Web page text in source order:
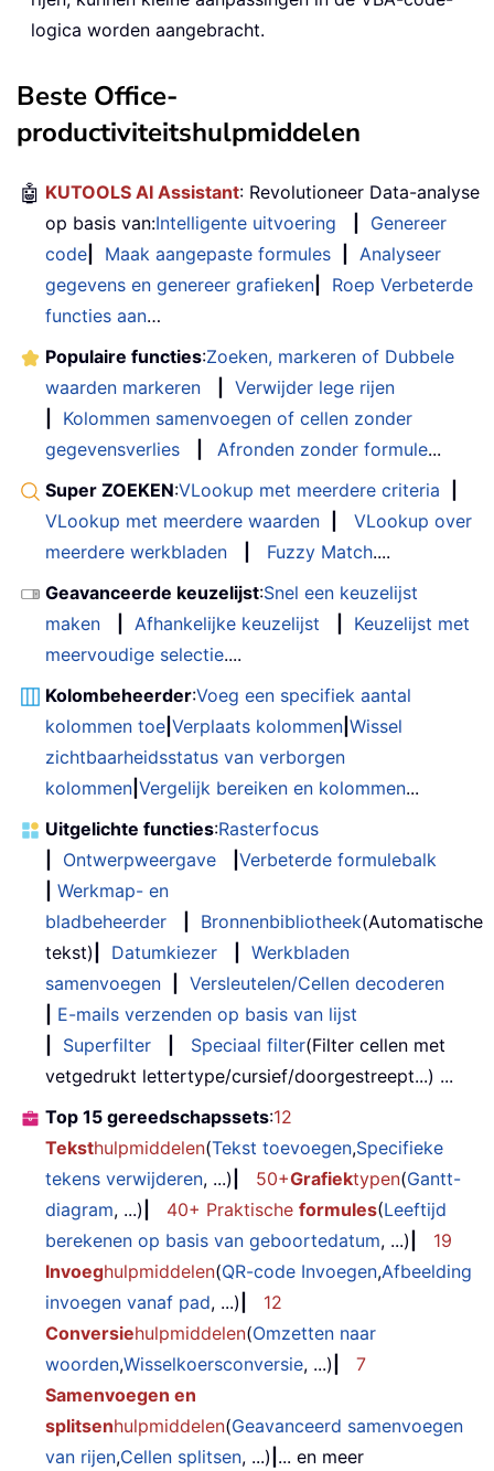
logica worden aangebracht.
Beste Office-
productiviteitshulpmiddelen
🤖 KUTOOLS AI Assistant: Revolutioneer Data-analyse
op basis van:Intelligente uitvoering
Genereer
code
Maak aangepaste formules
Analyseer
gegevens en genereer grafieken
Roep Verbeterde
functies aan…
Populaire functies:Zoeken, markeren of Dubbele
waarden markeren
Verwijder lege rijen
Kolommen samenvoegen of cellen zonder
gegevensverlies
Afronden zonder formule...
Super ZOEKEN:VLookup met meerdere criteria
VLookup met meerdere waarden
VLookup over
meerdere werkbladen
Fuzzy Match....
Geavanceerde keuzelijst:Snel een keuzelijst
maken
Afhankelijke keuzelijst
Keuzelijst met
meervoudige selectie....
Kolombeheerder:Voeg een specifiek aantal
kolommen toe Verplaats kolommen Wissel
zichtbaarheidsstatus van verborgen
kolommen Vergelijk bereiken en kolommen...
Uitgelichte functies:Rasterfocus
Ontwerpweergave
Verbeterde formulebalk
Werkmap- en
bladbeheerder
Bronnenbibliotheek(Automatische
tekst)
Datumkiezer
Werkbladen
samenvoegen
Versleutelen/Cellen decoderen
E-mails verzenden op basis van lijst
Superfilter Speciaal filter(Filter cellen met
vetgedrukt lettertype/cursief/doorgestreept...) ...
Top 15 gereedschapssets:12
Teksthulpmiddelen(Tekst toevoegen,Specifieke
tekens verwijderen, ...) 50+Grafiektypen(Gantt-
diagram, ...) 40+ Praktische formules(Leeftijd
berekenen op basis van geboortedatum, ...)
19
Invoeghulpmiddelen(QR-code Invoegen,Afbeelding
invoegen vanaf pad, ...)
12
Conversiehulpmiddelen(Omzetten naar
woorden,Wisselkoersconversie, ...)
7
Samenvoegen en
splitsenhulpmiddelen(Geavanceerd samenvoegen
van rijen,Cellen splitsen, ...) ... en meer